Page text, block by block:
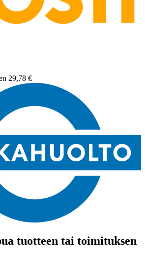
29,78 €
tuotteen tai toimituksen